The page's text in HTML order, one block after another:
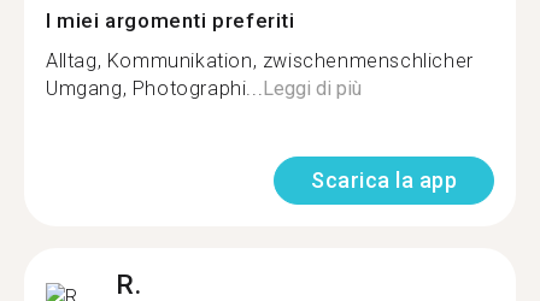
I miei argomenti preferiti
Alltag, Kommunikation, zwischenmenschlicher
Umgang, Photographi...Leggi di più
Scarica la app
R.